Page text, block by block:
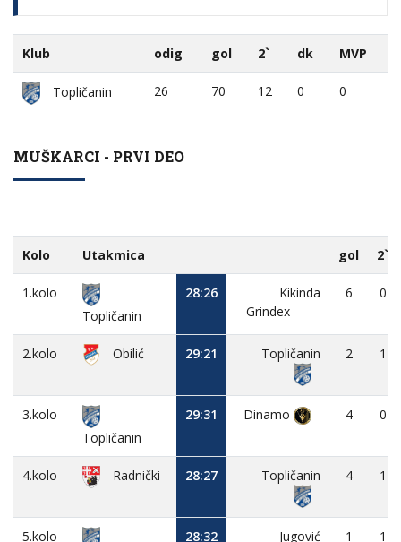
Klub odig gol 2` dk MVP
Topličanin 26 70 12 0 0
MUŠKARCI - PRVI DEO
Kolo Utakmica gol 2`
1.kolo
Topličanin
28:26
Kikinda
Grindex
6 0
2.kolo Obilić 29:21 Topličanin 2 1
3.kolo
Topličanin
29:31 Dinamo 4 0
4.kolo Radnički 28:27 Topličanin 4 1
5.kolo
28:32
Jugović
1 1